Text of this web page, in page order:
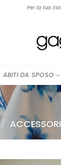
Per la tua
ABITI DA SPOSO
/ ACCESSORI